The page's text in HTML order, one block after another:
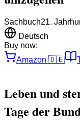
Sachbuch21.
Deutsch
Buy now:
Amazon 🇩🇪
Leben und
Tage der